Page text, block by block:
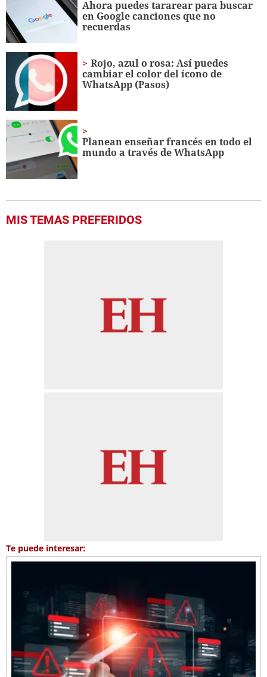
10
seconds
Ahora puedes tararear para buscar
en Google canciones que no
recuerdas
Rojo, azul o rosa: Así puedes
cambiar el color del ícono de
WhatsApp (Pasos)
Planean enseñar francés en todo el
mundo a través de WhatsApp
MIS TEMAS PREFERIDOS
Te puede interesar: